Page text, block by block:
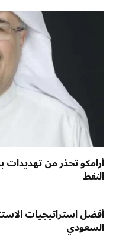
أرامكو تحذر من تهديدات
النفط
أفضل استراتيجيات
السعودي